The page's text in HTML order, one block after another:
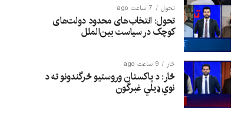
تحول 7 ساعت ago
تحول: انتخاب‌های محدود دولت‌های
کوچک در سیاست بین‌الملل
څار 9 ساعت ago
څار: د پاکستان وروستیو څرگندونو ته د
نوي ډیلي غبرگون